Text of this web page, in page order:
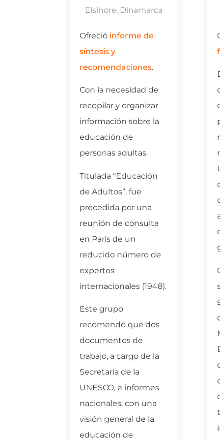
Elsinore, Dinamarca
Ofreció informe de
síntesis y
recomendaciones.
Con la necesidad de
recopilar y organizar
información sobre la
educación de
personas adultas.
Titulada “Educación
de Adultos”, fue
precedida por una
reunión de consulta
en París de un
reducido número de
expertos
internacionales (1948).
Este grupo
recomendó que dos
documentos de
trabajo, a cargo de la
Secretaría de la
UNESCO, e informes
nacionales, con una
visión general de la
educación de